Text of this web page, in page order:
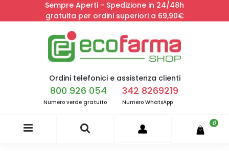
Sempre Aperti - Spedizione in 24/48h
gratuita per ordini superiori a 69,90€
Ordini telefonici e assistenza clienti
800 926 054
Numero verde gratuito
342 8269219
Numero WhatsApp
0